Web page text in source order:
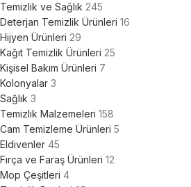
Temizlik ve Sağlık 245
Deterjan Temizlik Ürünleri 16
Hijyen Ürünleri 29
Kağıt Temizlik Ürünleri 25
Kişisel Bakım Ürünleri 7
Kolonyalar 3
Sağlık 3
Temizlik Malzemeleri 158
Cam Temizleme Ürünleri 5
Eldivenler 45
Fırça ve Faraş Ürünleri 12
Mop Çeşitleri 4